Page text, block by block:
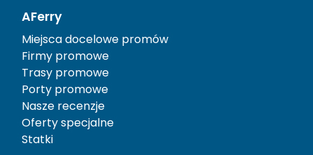
AFerry
Miejsca docelowe promów
Firmy promowe
Trasy promowe
Porty promowe
Nasze recenzje
Oferty specjalne
Statki